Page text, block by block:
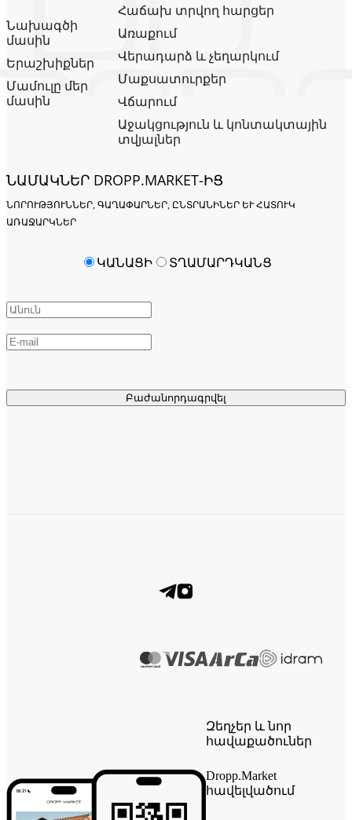
Նախագծի
մասին
Երաշխիքներ
Մամուլը մեր
մասին
Հաճախ տրվող հարցեր
Առաքում
Վերադարձ և չեղարկում
Մաքսատուրքեր
Վճարում
Աջակցություն և կոնտակտային
տվյալներ
ՆԱՄԱԿՆԵՐ DROPP.MARKET-ԻՑ
ՆՈՐՈՒԹՅՈՒՆՆԵՐ, ԳԱՂԱՓԱՐՆԵՐ, ԸՆՏՐԱՆԻՆԵՐ ԵՒ ՀԱՏՈՒԿ Ա
ՌԱՋԱՐԿՆԵՐ
Բաժանորդագրվել
ԿԱՆԱՑԻ ՏՂԱՄԱՐԴԿԱՆՑ
Զեղչեր և նոր
հավաքածուներ
Dropp.Market
հավելվածում